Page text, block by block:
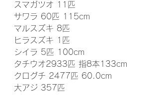
スマガツオ 11匹
サワラ 60匹 115cm
マルスズキ 8匹
ヒラスズキ 1匹
シイラ 5匹 100cm
タチウオ2933匹 指8本133cm
クログチ 2477匹 60.0cm
大アジ 357匹